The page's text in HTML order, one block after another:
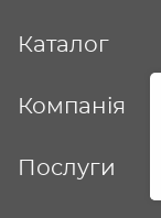
Каталог
Компанія
Послуги